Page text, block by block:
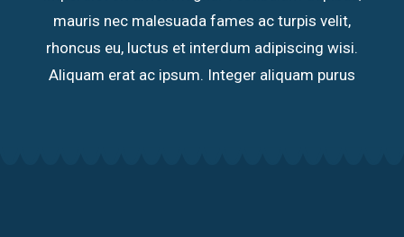
mauris nec malesuada fames ac turpis velit,
rhoncus eu, luctus et interdum adipiscing wisi.
Aliquam erat ac ipsum. Integer aliquam purus